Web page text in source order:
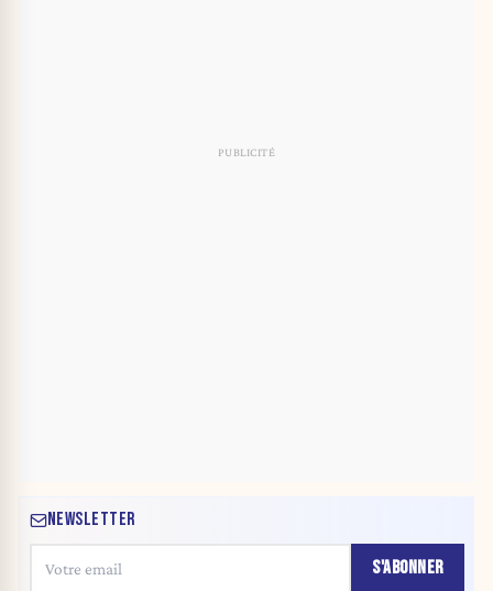
NEWSLETTER
S'ABONNER